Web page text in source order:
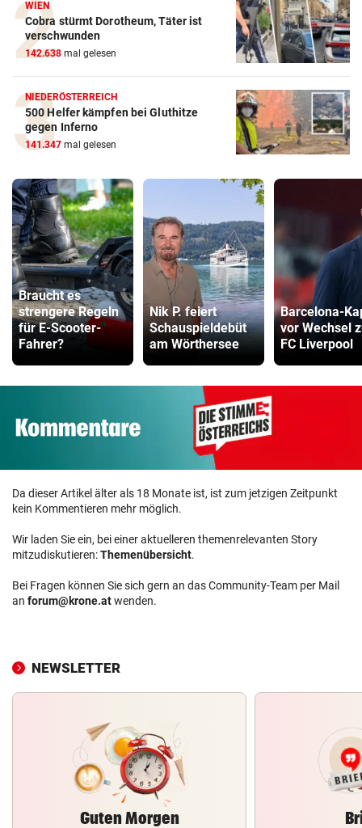
WIEN
Cobra stürmt Dorotheum, Täter ist
verschwunden
142.638 mal gelesen
NIEDERÖSTERREICH
500 Helfer kämpfen bei Gluthitze
gegen Inferno
141.347 mal gelesen
Braucht es
strengere Regeln
für E-Scooter-
Fahrer?
Nik P. feiert
Schauspieldebüt
am Wörthersee
Barcelona-
vor Wechsel
FC Liverpool
Da dieser Artikel älter als 18 Monate ist, ist zum jetzigen Zeitpunkt
kein Kommentieren mehr möglich.
Wir laden Sie ein, bei einer aktuelleren themenrelevanten Story
mitzudiskutieren:Themenübersicht.
Bei Fragen können Sie sich gern an das Community-Team per Mail
an forum@krone.atwenden.
NEWSLETTER
Guten Morgen